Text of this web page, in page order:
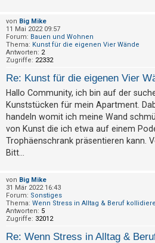
e
n
A
k
t
i
v
e
h
e
m
e
n
von Big Mike
11 Mai 2022 09:57
Forum: Bauen und Wohnen
Thema: Kunst für die eigenen Vier Wände
Antworten: 2
Zugriffe: 22332
Re: Kunst für die eigenen Vier
Hallo Community, ich bin auf der
Kunststücken für mein Apartment.
handeln womit ich meine Wand
von Kunst die ich etwa auf einem
Trophäenschrank präsentieren kann.
Bitt...
von Big Mike
31 Mär 2022 16:43
Forum: Sonstiges
Thema: Wenn Stress in Alltag & Beruf
Antworten: 5
Zugriffe: 32012
Re: Wenn Stress in Alltag &